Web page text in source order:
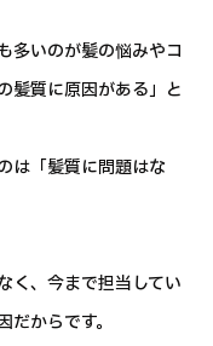
多いのが髪の悩みやコ
髪質に原因がある」と
は「髪質に問題はな
く、今まで担当してい
からです。